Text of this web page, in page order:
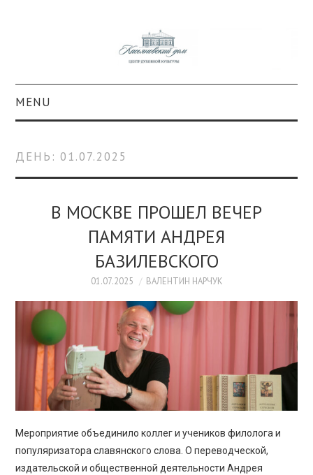
MENU
КОЛЛЕКЦИИ
#КАСДОМ
КУЛЬТУРА
ОБРАЗОВАНИЕ
ПРОСВЕЩЕНИЕ
ДЕНЬ: 01.07.2025
В МОСКВЕ ПРОШЕЛ ВЕЧЕР
ПАМЯТИ АНДРЕЯ
БАЗИЛЕВСКОГО
01.07.2025 ВАЛЕНТИН НАРЧУК
Мероприятие объединило коллег и учеников филолога и
популяризатора славянского слова. О переводческой,
издательской и общественной деятельности Андрея